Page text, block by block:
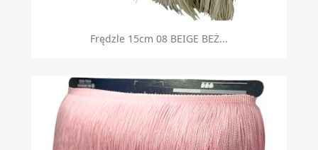
Frędzle 15cm 08 BEIGE BEŻ...